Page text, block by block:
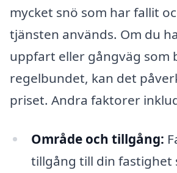
mycket snö som har fallit
tjänsten används. Om du
uppfart eller gångväg som
regelbundet, kan det
priset. Andra faktorer
Område och tillgång:
tillgång till din fastighet